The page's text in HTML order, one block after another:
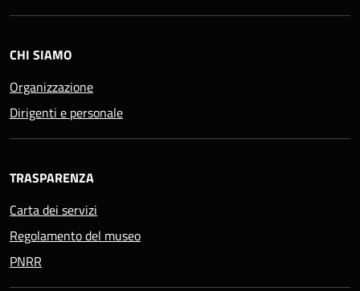
CHI SIAMO
Organizzazione
Dirigenti e personale
TRASPARENZA
Carta dei servizi
Regolamento del museo
PNRR